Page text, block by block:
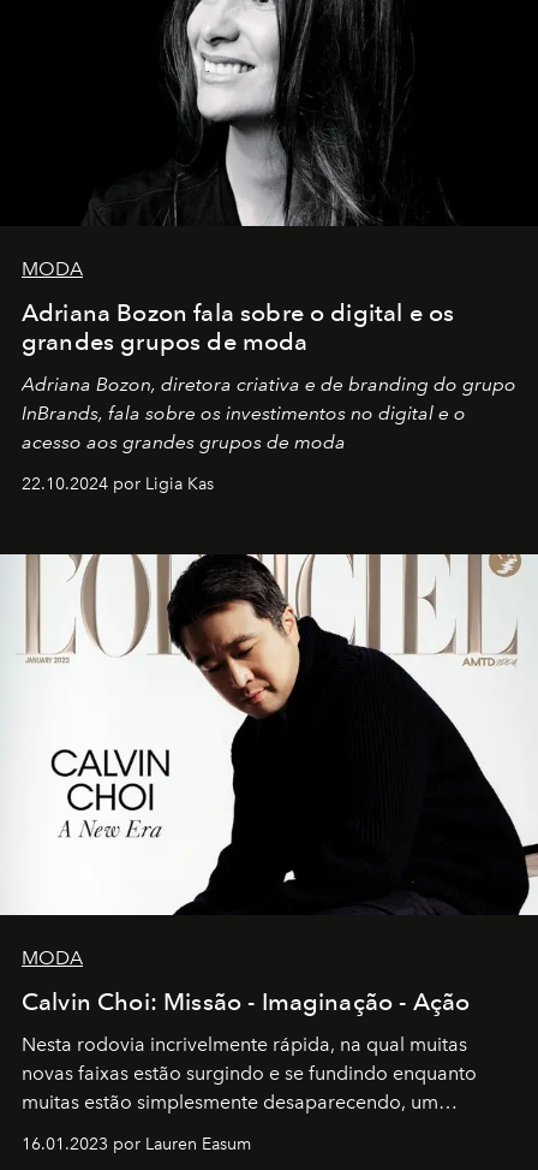
MODA
Adriana Bozon fala sobre o digital e os
grandes grupos de moda
Adriana Bozon, diretora criativa e de branding do grupo
InBrands, fala sobre os investimentos no digital e o
acesso aos grandes grupos de moda
22.10.2024 por Ligia Kas
MODA
Calvin Choi: Missão - Imaginação - Ação
Nesta rodovia incrivelmente rápida, na qual muitas
novas faixas estão surgindo e se fundindo enquanto
muitas estão simplesmente desaparecendo, um
transportador AMTD abrindo caminho para muitos
16.01.2023 por Lauren Easum